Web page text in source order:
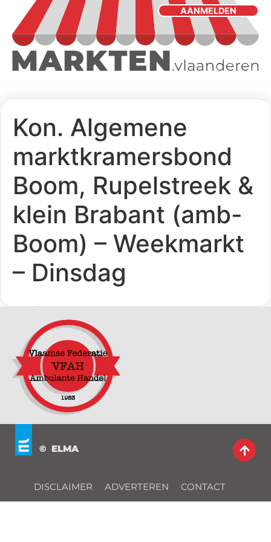
AANMELDEN
Kon. Algemene
marktkramersbond
Boom, Rupelstreek &
klein Brabant (amb-
Boom) – Weekmarkt
– Dinsdag
© ELMA
DISCLAIMER ADVERTEREN CONTACT